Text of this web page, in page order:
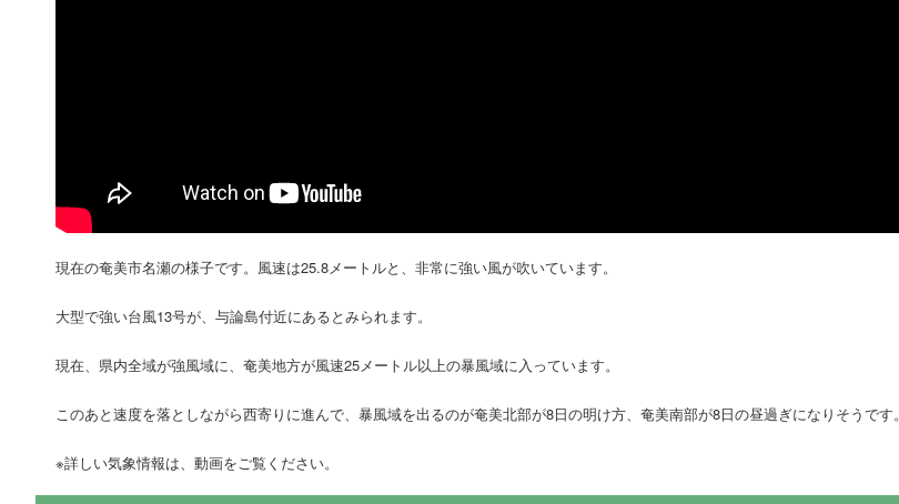
現在の奄美市名瀬の様子です。風速は25.8メートルと、非常に強い風が吹いています。
大型で強い台風13号が、与論島付近にあるとみられます。
現在、県内全域が強風域に、奄美地方が風速25メートル以上の暴風域に入っています。
このあと速度を落としながら西寄りに進んで、暴風域を出るのが奄美北部が8日の明け方、奄美南部が8日の昼過ぎになりそうです。
※詳しい気象情報は、動画をご覧ください。